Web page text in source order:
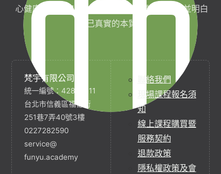
心健康，協助完成生命目標與實現靈性生活，並明白
自己真實的本質。
梵宇有限公司
統一編號：42854211
台北市信義區福德街
251巷7弄40號3樓
0227282590
service@
funyu.academy
聯絡我們
現場課程報名須
知
線上課程購買暨
服務契約
退款政策
隱私權政策及會